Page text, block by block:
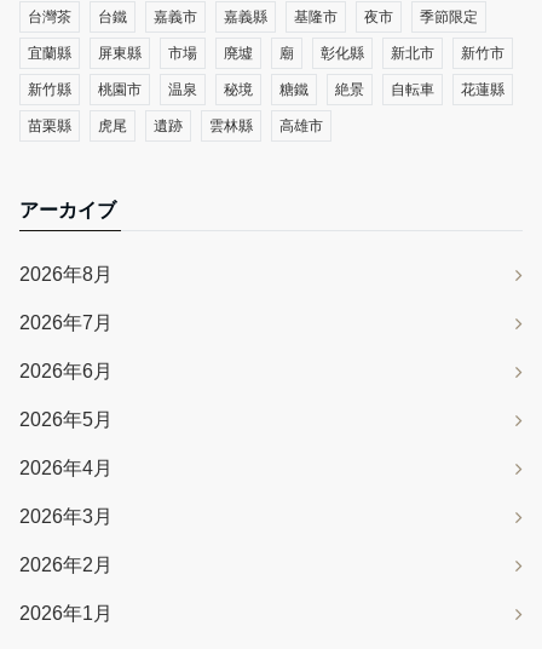
台灣茶 台鐵 嘉義市 嘉義縣 基隆市 夜市 季節限定
宜蘭縣 屏東縣 市場 廃墟 廟 彰化縣 新北市 新竹市
新竹縣 桃園市 温泉 秘境 糖鐵 絶景 自転車 花蓮縣
苗栗縣 虎尾 遺跡 雲林縣 高雄市
アーカイブ
2026年8月
2026年7月
2026年6月
2026年5月
2026年4月
2026年3月
2026年2月
2026年1月